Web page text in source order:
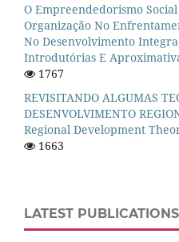
O Empreendedorismo
Organização No
No Desenvolvimento
Introdutórias E
1767
REVISITANDO ALGUMAS
DESENVOLVIMENTO
Regional Development
1663
LATEST PUBLICATIONS